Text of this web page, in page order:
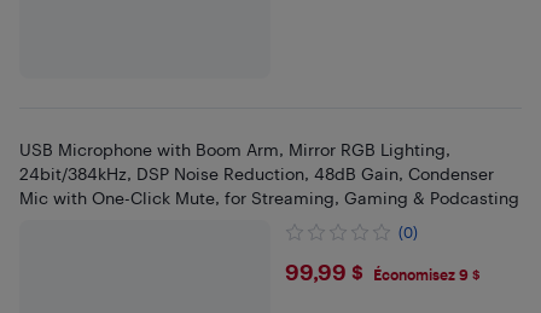
USB Microphone with Boom Arm, Mirror RGB Lighting,
24bit/384kHz, DSP Noise Reduction, 48dB Gain, Condenser
Mic with One-Click Mute, for Streaming, Gaming & Podcasting
(0)
$99.99
99,99 $ Économisez 9 $